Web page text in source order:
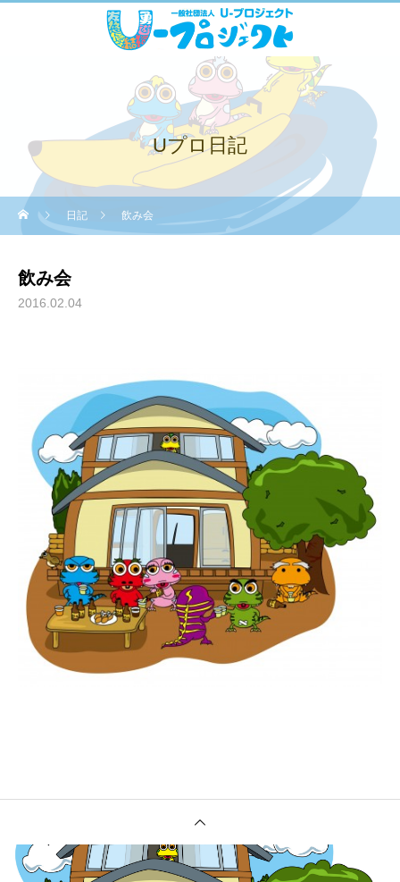
Uプロ日記
日記 飲み会
飲み会
2016.02.04